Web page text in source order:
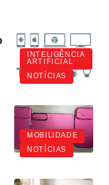
INTELIGÊNCIA
ARTIFICIAL
NOTÍCIAS
MOBILIDADE
NOTÍCIAS